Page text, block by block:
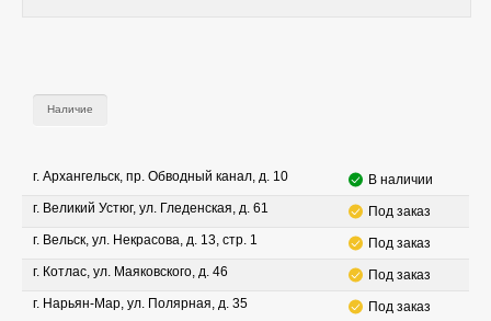
Наличие
г. Архангельск, пр. Обводный канал, д. 10
В наличии
г. Великий Устюг, ул. Гледенская, д. 61
Под заказ
г. Вельск, ул. Некрасова, д. 13, стр. 1
Под заказ
г. Котлас, ул. Маяковского, д. 46
Под заказ
г. Нарьян-Мар, ул. Полярная, д. 35
Под заказ